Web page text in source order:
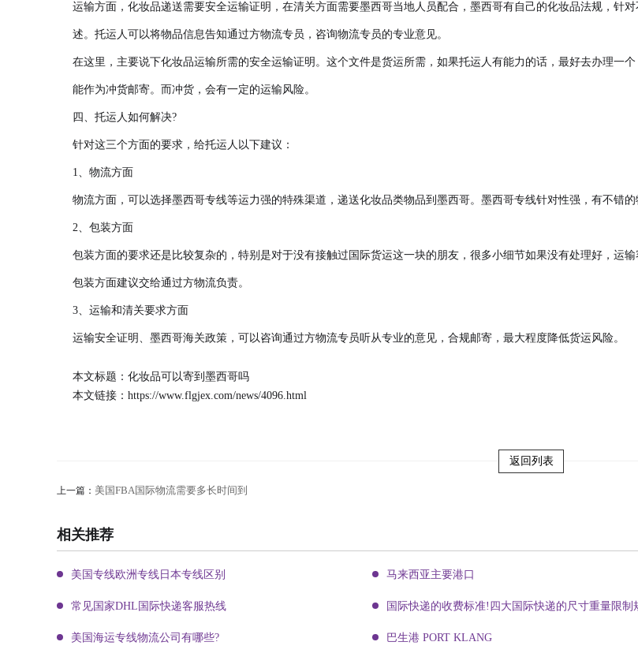
运输方面，化妆品递送需要安全运输证明，在清关方面需要墨西哥当地人员配合，墨西哥有自己的化妆品法规，针
述。托运人可以将物品信息告知通过方物流专员，咨询物流专员的专业意见。
在这里，主要说下化妆品运输所需的安全运输证明。这个文件是货运所需，如果托运人有能力的话，最好去办理一
能作为冲货邮寄。而冲货，会有一定的运输风险。
四、托运人如何解决?
针对这三个方面的要求，给托运人以下建议 ：
1、物流方面
物流方面，可以选择墨西哥专线等运力强的特殊渠道，递送化妆品类物品到墨西哥。墨西哥专线针对性强，有不错的
2、包装方面
包装方面的要求还是比较复杂的，特别是对于没有接触过国际货运这一块的朋友，很多小细节如果没有处理好，运
包装方面建议交给通过方物流负责。
3、运输和清关要求方面
运输安全证明、墨西哥海关政策，可以咨询通过方物流专员听从专业的意见，合规邮寄，最大程度降低货运风险。
本文标题：化妆品可以寄到墨西哥吗
本文链接： https://www.flgjex.com/news/4096.html
返回列表
上一篇： 美国FBA国际物流需要多长时间到
相关推荐
美国专线欧洲专线日本专线区别 马来西亚主要港口
常见国家DHL国际快递客服热线 国际快递的收费标准!四大国际快递的尺寸重量限制
美国海运专线物流公司有哪些? 巴生港 PORT KLANG